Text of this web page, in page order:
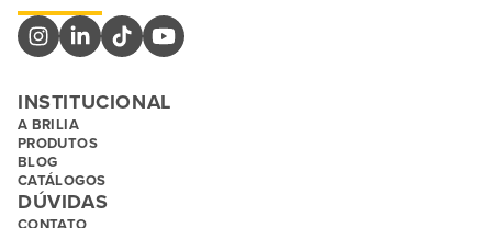
INSTITUCIONAL
A BRILIA
PRODUTOS
BLOG
CATÁLOGOS
DÚVIDAS
CONTATO